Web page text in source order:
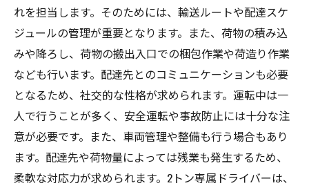
れを担当します。そのためには、輸送ルートや配達スケ
ジュールの管理が重要となります。また、荷物の積み込
みや降ろし、荷物の搬出入口での梱包作業や荷造り作業
なども行います。配達先とのコミュニケーションも必要
となるため、社交的な性格が求められます。運転中は一
人で行うことが多く、安全運転や事故防止には十分な注
意が必要です。また、車両管理や整備も行う場合もあり
ます。配達先や荷物量によっては残業も発生するため、
柔軟な対応力が求められます。2トン専属ドライバーは、